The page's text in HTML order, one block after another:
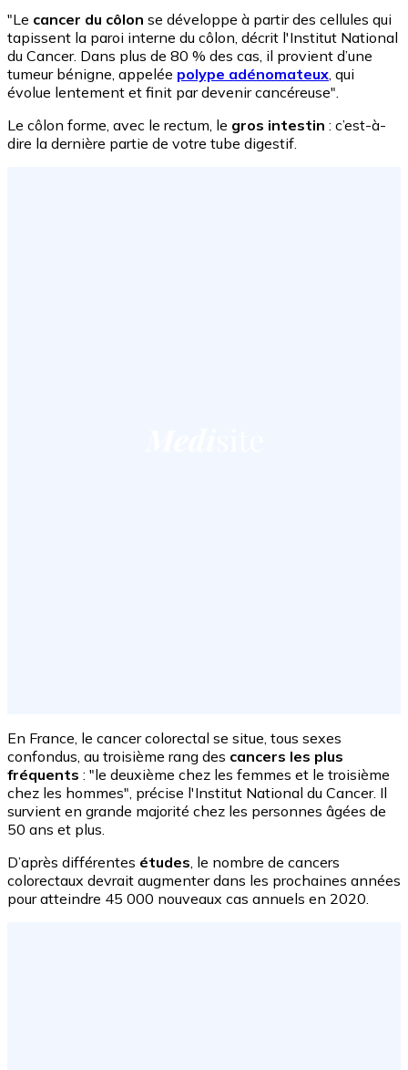
"Le cancer du côlon se développe à partir des cellules qui
tapissent la paroi interne du côlon, décrit l'Institut National
du Cancer. Dans plus de 80 % des cas, il provient d’une
tumeur bénigne, appelée polype adénomateux, qui
évolue lentement et finit par devenir cancéreuse".
Le côlon forme, avec le rectum, le gros intestin : c’est-à-
dire la dernière partie de votre tube digestif.
En France, le cancer colorectal se situe, tous sexes
confondus, au troisième rang des cancers les plus
fréquents : "le deuxième chez les femmes et le troisième
chez les hommes", précise l'Institut National du Cancer. Il
survient en grande majorité chez les personnes âgées de
50 ans et plus.
D’après différentes études, le nombre de cancers
colorectaux devrait augmenter dans les prochaines années
pour atteindre 45 000 nouveaux cas annuels en 2020.